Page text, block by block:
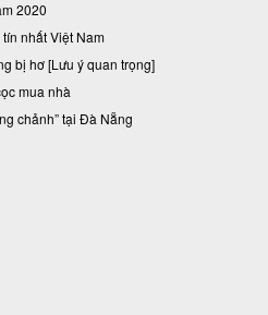
2020
nhất Việt Nam
bị hơ [Lưu ý quan trọng]
mua nhà
chảnh” tại Đà Nẵng